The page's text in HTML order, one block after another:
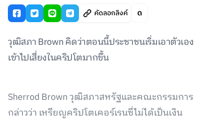
คัดลอกลิงค์
วุฒิสภา Brown คิดว่าตอนนี้ประชาชนเริ่มเอาตัวเอง
เข้าไปเสี่ยงในคริปโตมากขึ้น
Sherrod Brown วุฒิสภาสหรัฐและคณะกรรมการ
กล่าวว่า เหรียญคริปโตเคอร์เรนซี่ไม่ได้เป็นเงิน